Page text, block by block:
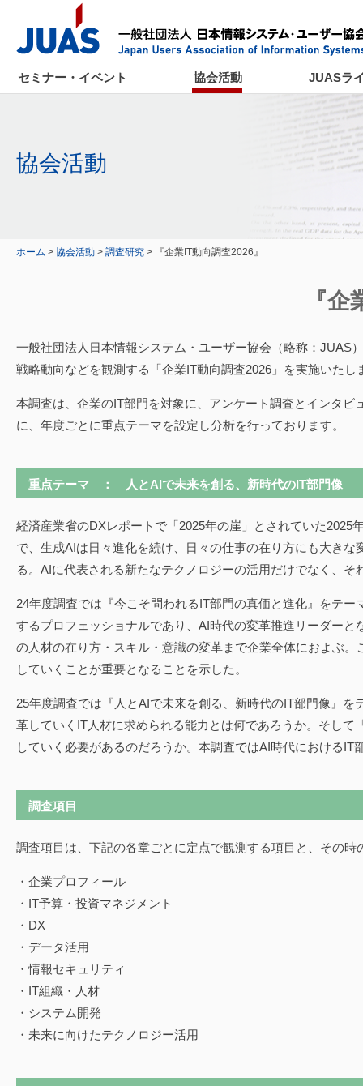
セミナー・イベント 協会活動 JUASラ
協会活動
ホーム > 協会活動 > 調査研究 > 『企業IT動向調査2026』
『
一般社団法人日本情報システム・ユーザー協会（略称：JUAS
戦略動向などを観測する「企業IT動向調査2026」を実施いた
本調査は、企業のIT部門を対象に、アンケート調査とインタ
に、年度ごとに重点テーマを設定し分析を行っております。
重点テーマ ： 人とAIで未来を創る、新時代のIT部門像
経済産業省のDXレポートで「2025年の崖」とされていた
で、生成AIは日々進化を続け、日々の仕事の在り方にも大き
る。AIに代表される新たなテクノロジーの活用だけでなく、
24年度調査では『今こそ問われるIT部門の真価と進化』をテ
するプロフェッショナルであり、AI時代の変革推進リーダー
の人材の在り方・スキル・意識の変革まで企業全体におよぶ
していくことが重要となることを示した。
25年度調査では『人とAIで未来を創る、新時代のIT部門像』
革していくIT人材に求められる能力とは何であろうか。そし
していく必要があるのだろうか。本調査ではAI時代における
調査項目
調査項目は、下記の各章ごとに定点で観測する項目と、その
・企業プロフィール
・IT予算・投資マネジメント
・DX
・データ活用
・情報セキュリティ
・IT組織・人材
・システム開発
・未来に向けたテクノロジー活用